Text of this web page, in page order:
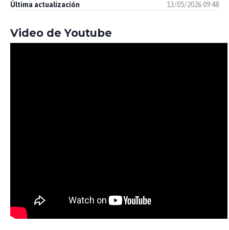
Última actualización 13/05/2026 09:48
Video de Youtube